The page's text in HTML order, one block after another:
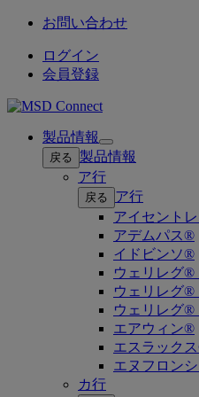
お問い合わせ
ログイン
会員登録
製品情報
Open
submenu
戻る 製品情報
ア行
戻る
ア行
アイセント
アデムパス®
イドビンソ®
ウェリレグ®
ウェリレグ®
ウェリレグ®
エアウィン®
エスラック
エヌフロン
カ行